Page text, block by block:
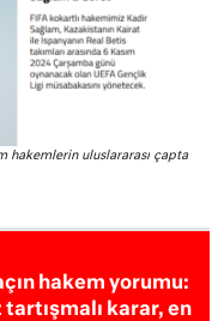
hakemlerin uluslararası çapta
hakem yorumu:
tartışmalı karar, en